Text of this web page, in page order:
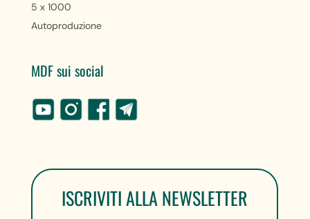
5 x 1000
Autoproduzione
MDF sui social
ISCRIVITI ALLA NEWSLETTER